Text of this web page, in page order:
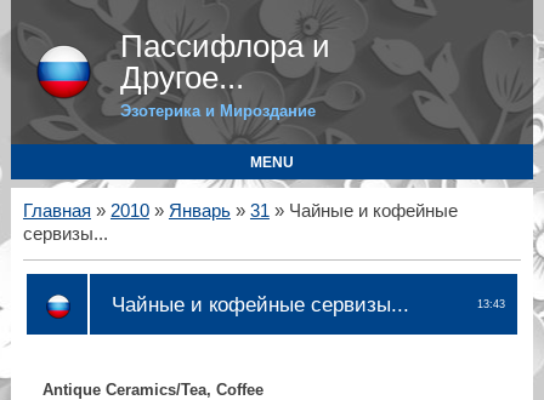
Пассифлора и
Другое...
Эзотерика и Мироздание
MENU
Главная » 2010 » Январь » 31 » Чайные и кофейные
сервизы...
13:43
Чайные и кофейные сервизы...
Antique Сeramics/Tea, Coffee